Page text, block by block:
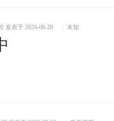
发表于 2024-08-20 未知